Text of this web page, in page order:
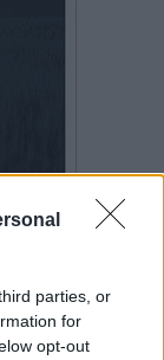
parties, or
for
opt-out